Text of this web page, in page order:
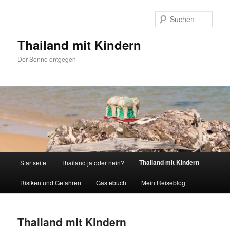
Thailand mit Kindern
Der Sonne entgegen
Startseite Thailand ja oder nein? Thailand mit Kindern
Risiken und Gefahren Gästebuch Mein Reiseblog
Thailand mit Kindern